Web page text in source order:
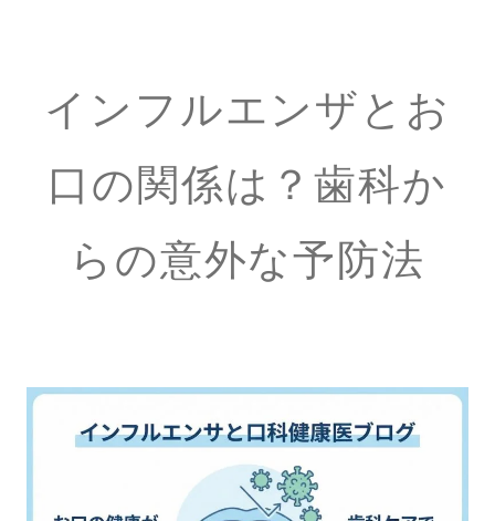
インフルエンザとお
口の関係は？歯科か
らの意外な予防法